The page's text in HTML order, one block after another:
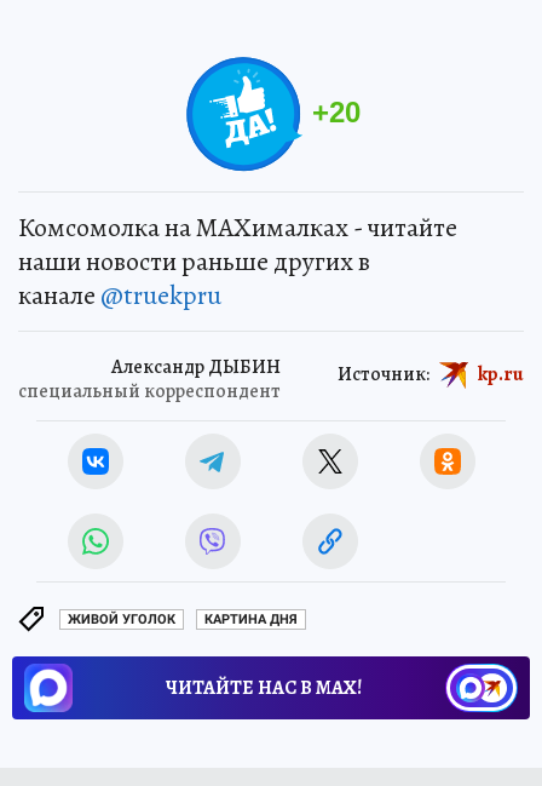
+20
Комсомолка на MAXималках - читайте
наши новости раньше других в
канале @truekpru
Александр ДЫБИН
специальный корреспондент
Источник: kp.ru
ЖИВОЙ УГОЛОК КАРТИНА ДНЯ
ЧИТАЙТЕ НАС В МАХ!